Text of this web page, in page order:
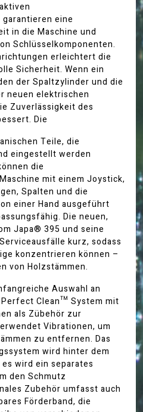
eine
in die Maschine und
Schlüsselkomponenten.
erleichtert die
Sicherheit. Wenn ein
der Spaltzylinder und die
neuen elektrischen
Zuverlässigkeit des
Die
Teile, die
eingestellt werden
die
mit einem Joystick,
Spalten und die
einer Hand ausgeführt
Die neuen,
Japa® 395 und seine
kurz, sodass
konzentrieren können –
von Holzstämmen.
Auswahl an
Clean™ System mit
als Zübehör zur
Vibrationen, um
zu entfernen. Das
wird hinter dem
wird ein separates
den Schmutz
Zubehör umfasst auch
Förderband, die